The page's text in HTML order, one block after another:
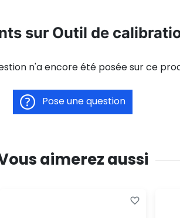
sur Outil de
n'a encore été posée sur ce
Pose une question
aimerez aussi